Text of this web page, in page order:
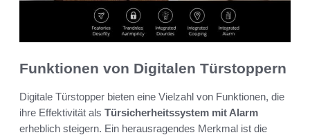
Funktionen von Digitalen Türstoppern
Digitale Türstopper bieten eine Vielzahl von Funktionen, die
ihre Effektivität als Türsicherheitssystem mit Alarm
erheblich steigern. Ein herausragendes Merkmal ist die